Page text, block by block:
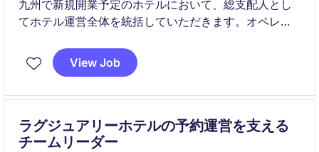
九州で新規開業予定のホテルにおいて、総支配人とし
てホテル運営全体を統括していただきます。オペレー
収益最大化、人材育成、地域コミュニティとの共創を
推進する重要なポジションです。
View Job
ラグジュアリーホテルの予約運営を支える
チームリーダー